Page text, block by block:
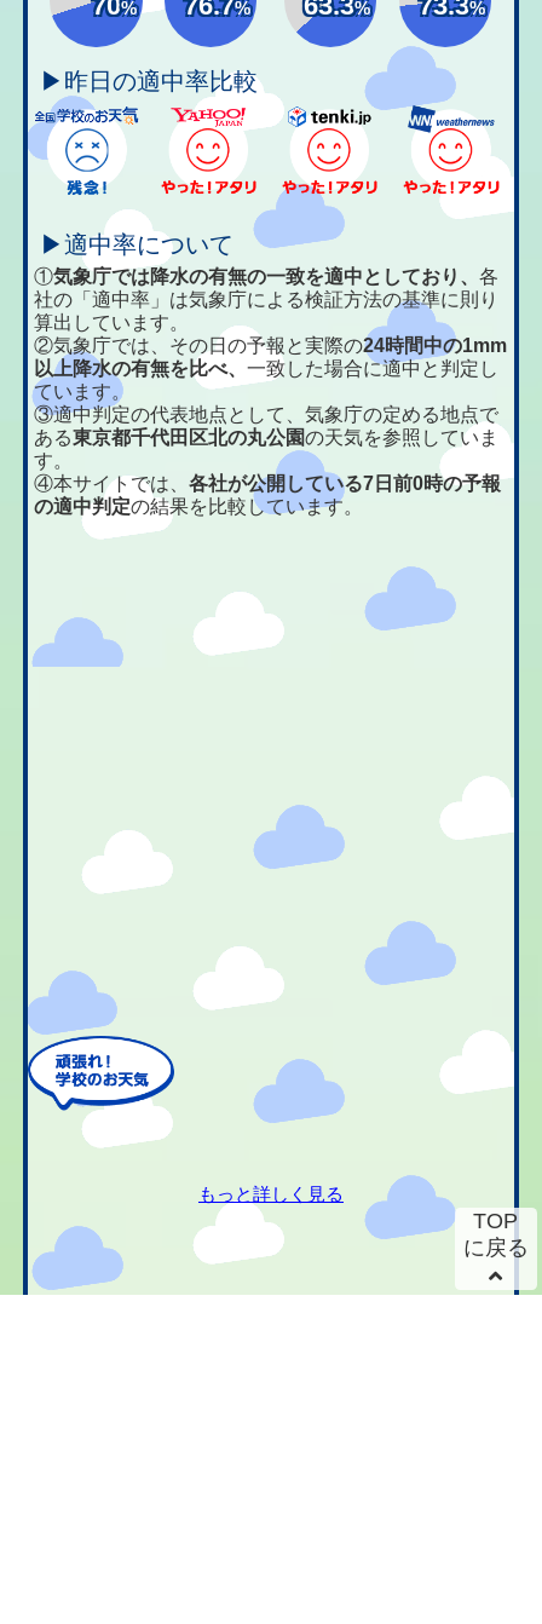
% % % %
▶昨日の適中率比較
▶適中率について
①気象庁では降水の有無の一致を適中としており、各
社の「適中率」は気象庁による検証方法の基準に則り
算出しています。
②気象庁では、その日の予報と実際の24時間中の1mm
以上降水の有無を比べ、一致した場合に適中と判定し
ています。
③適中判定の代表地点として、気象庁の定める地点で
ある東京都千代田区北の丸公園の天気を参照していま
す。
④本サイトでは、各社が公開している7日前0時の予報
の適中判定の結果を比較しています。
もっと詳しく見る
TOP
に戻る